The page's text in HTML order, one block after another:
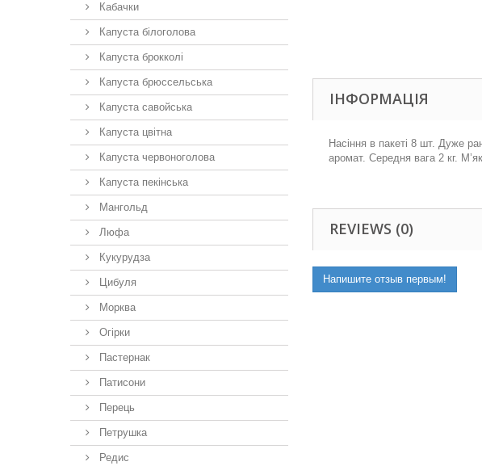
Кабачки
Капуста білоголова
Капуста брокколі
Капуста брюссельська
Капуста савойська
Капуста цвітна
Капуста червоноголова
Капуста пекінська
Мангольд
Люфа
Кукурудза
Цибуля
Морква
Огірки
Пастернак
Патисони
Перець
Петрушка
Редис
ІНФОРМАЦІЯ
Насіння в пакеті 8 шт. Дуже
аромат. Середня вага 2 кг.
REVIEWS (0)
Напишите отзыв первым!